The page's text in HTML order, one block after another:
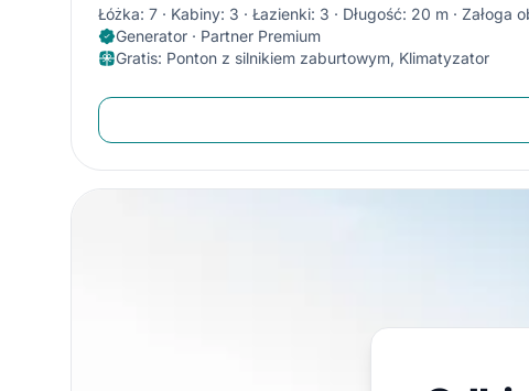
Łóżka: 7 Kabiny: 3 Łazienki: 3 Długość: 20 m Załoga
Generator · Partner Premium
Gratis: Ponton z silnikiem zaburtowym, Klimatyzator